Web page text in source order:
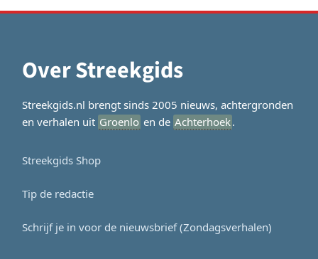
Over Streekgids
Streekgids.nl brengt sinds 2005 nieuws, achtergronden
en verhalen uit Groenlo en de Achterhoek.
Streekgids Shop
Tip de redactie
Schrijf je in voor de nieuwsbrief (Zondagsverhalen)